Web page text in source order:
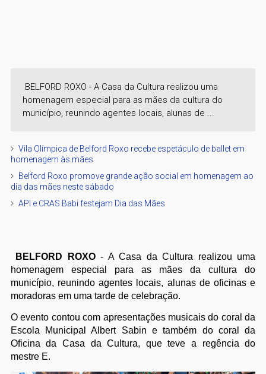
BELFORD ROXO - A Casa da Cultura realizou uma
homenagem especial para as mães da cultura do
município, reunindo agentes locais, alunas de ...
Vila Olímpica de Belford Roxo recebe espetáculo de ballet em
homenagem às mães
Belford Roxo promove grande ação social em homenagem ao
dia das mães neste sábado
API e CRAS Babi festejam Dia das Mães
BELFORD ROXO- A Casa da Cultura realizou uma
homenagem especial para as mães da cultura do
município, reunindo agentes locais, alunas de oficinas e
moradoras em uma tarde de celebração.
O evento contou com apresentações musicais do coral da
Escola Municipal Albert Sabin e também do coral da
Oficina da Casa da Cultura, que teve a regência do
mestre E.